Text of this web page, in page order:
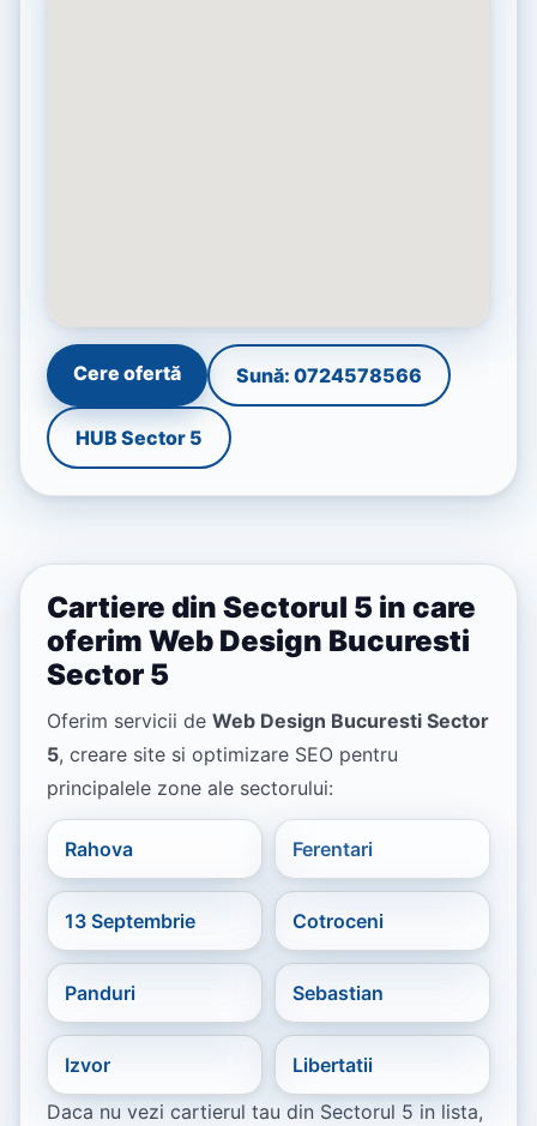
Cere ofertă Sună: 0724578566
HUB Sector 5
Cartiere din Sectorul 5 in care
oferim Web Design Bucuresti
Sector 5
Oferim servicii de Web Design Bucuresti Sector
5, creare site si optimizare SEO pentru
principalele zone ale sectorului:
Rahova Ferentari
13 Septembrie Cotroceni
Panduri Sebastian
Izvor
Libertatii
Daca nu vezi cartierul tau din Sectorul 5 in lista,